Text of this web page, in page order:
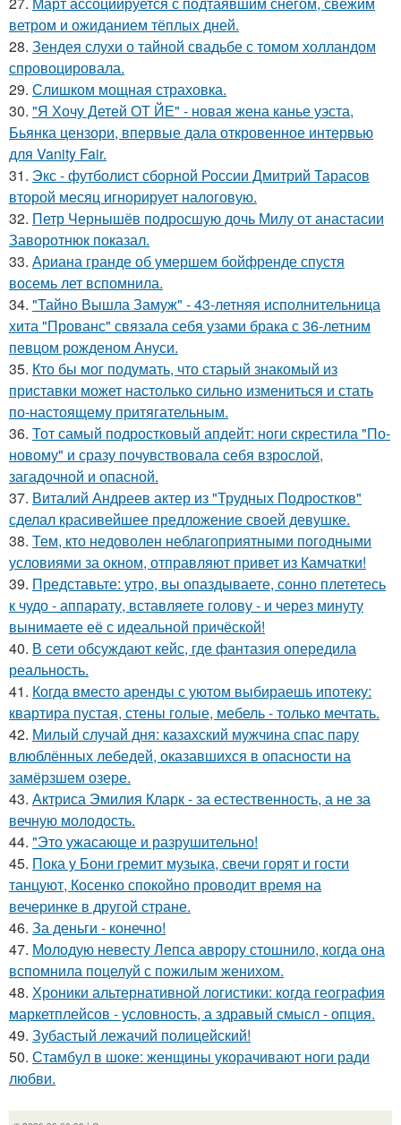
ветром и ожиданием тёплых дней.
28. Зендея слухи о тайной свадьбе с томом холландом
спровоцировала.
29. Слишком мощная страховка.
30. "Я Хочу Детей ОТ ЙЕ" - новая жена канье уэста,
Бьянка цензори, впервые дала откровенное интервью
для Vanity Fair.
31. Экс - футболист сборной России Дмитрий Тарасов
второй месяц игнорирует налоговую.
32. Петр Чернышёв подросшую дочь Милу от анастасии
Заворотнюк показал.
33. Ариана гранде об умершем бойфренде спустя
восемь лет вспомнила.
34. "Тайно Вышла Замуж" - 43-летняя исполнительница
хита "Прованс" связала себя узами брака с 36-летним
певцом рожденом Ануси.
35. Кто бы мог подумать, что старый знакомый из
приставки может настолько сильно измениться и стать
по-настоящему притягательным.
36. Тот самый подростковый апдейт: ноги скрестила "По-
новому" и сразу почувствовала себя взрослой,
загадочной и опасной.
37. Виталий Андреев актер из "Трудных Подростков"
сделал красивейшее предложение своей девушке.
38. Тем, кто недоволен неблагоприятными погодными
условиями за окном, отправляют привет из Камчатки!
39. Представьте: утро, вы опаздываете, сонно плететесь
к чудо - аппарату, вставляете голову - и через минуту
вынимаете её с идеальной причёской!
40. В сети обсуждают кейс, где фантазия опередила
реальность.
41. Когда вместо аренды с уютом выбираешь ипотеку:
квартира пустая, стены голые, мебель - только мечтать.
42. Милый случай дня: казахский мужчина спас пару
влюблённых лебедей, оказавшихся в опасности на
замёрзшем озере.
43. Актриса Эмилия Кларк - за естественность, а не за
вечную молодость.
44. "Это ужасающе и разрушительно!
45. Пока у Бони гремит музыка, свечи горят и гости
танцуют, Косенко спокойно проводит время на
вечеринке в другой стране.
46. За деньги - конечно!
47. Молодую невесту Лепса аврору стошнило, когда она
вспомнила поцелуй с пожилым женихом.
48. Хроники альтернативной логистики: когда география
маркетплейсов - условность, а здравый смысл - опция.
49. Зубастый лежачий полицейский!
50. Стамбул в шоке: женщины укорачивают ноги ради
любви.